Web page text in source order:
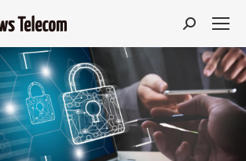
Search: